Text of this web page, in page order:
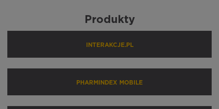
Produkty
INTERAKCJE.PL
PHARMINDEX MOBILE